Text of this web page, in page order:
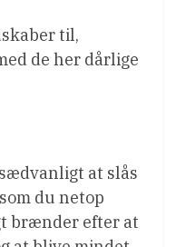
til,
de her dårlige
at slås
du netop
brænder efter at